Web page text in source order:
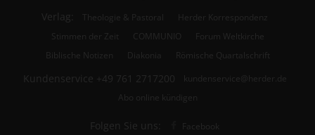
Verlag: Theologie & Pastoral
Herder Korrespondenz
Stimmen der Zeit
COMMUNIO
Forum Weltkirche
Biblische Notizen
Diakonia Römische Quartalschrift
Kundenservice +49 761 2717200
kundenservice@herder.de
Abo online kündigen
Folgen Sie uns: Facebook